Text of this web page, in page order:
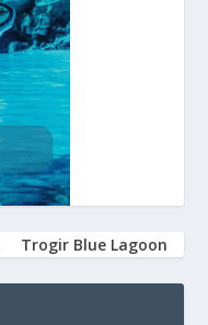
Trogir Blue Lagoon